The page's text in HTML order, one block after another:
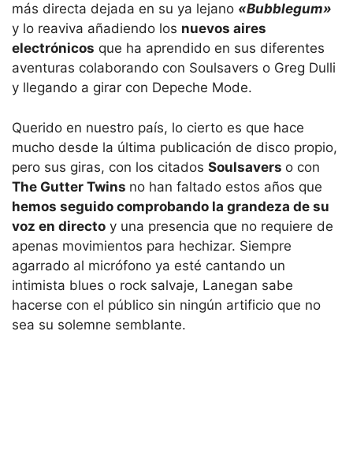
más directa dejada en su ya lejano «Bubblegum»
y lo reaviva añadiendo los nuevos aires
electrónicos que ha aprendido en sus diferentes
aventuras colaborando con Soulsavers o Greg Dulli
y llegando a girar con Depeche Mode.
Querido en nuestro país, lo cierto es que hace
mucho desde la última publicación de disco propio,
pero sus giras, con los citados Soulsavers o con
The Gutter Twins no han faltado estos años que
hemos seguido comprobando la grandeza de su
voz en directo y una presencia que no requiere de
apenas movimientos para hechizar. Siempre
agarrado al micrófono ya esté cantando un
intimista blues o rock salvaje, Lanegan sabe
hacerse con el público sin ningún artificio que no
sea su solemne semblante.